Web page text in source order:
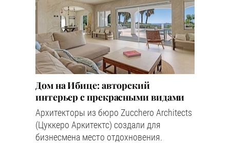
Дом на Ибице: авторский
интерьер с прекрасными видами
Архитекторы из бюро Zucchero Architects
(Цуккеро Аркитектс) создали для
бизнесмена место отдохновения.